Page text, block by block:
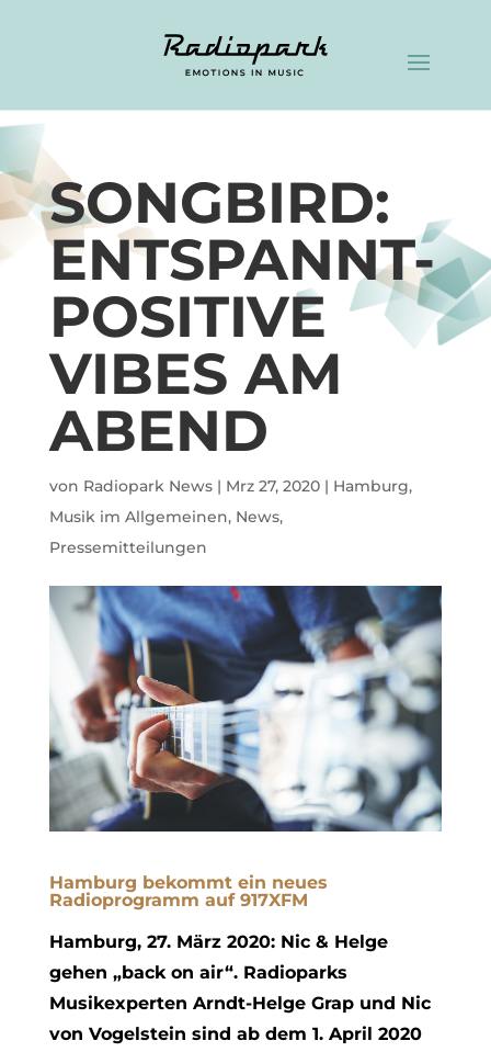
SONGBIRD:
ENTSPANNT-
POSITIVE
VIBES AM
ABEND
von Radiopark News| Mrz 27, 2020| Hamburg,
Musik im Allgemeinen, News,
Pressemitteilungen
Hamburg bekommt ein neues
Radioprogramm auf 917XFM
Hamburg, 27. März 2020: Nic & Helge
gehen „back on air“. Radioparks
Musikexperten Arndt-Helge Grap und Nic
von Vogelstein sind ab dem 1. April 2020